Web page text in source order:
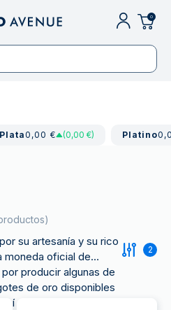
0
Plata0,00 € (0,00 €) Platino
su artesanía y su rico
moneda oficial de
producir algunas de
de oro disponibles
su popularidad entre
2